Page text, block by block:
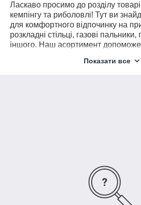
Ласкаво просимо до розділу
кемпінгу та риболовлі! Тут ви
для комфортного відпочинку на
розкладні стільці, газові
іншого. Наш асортимент допоможе
надійність і безпеку в будь-яких
Показати все